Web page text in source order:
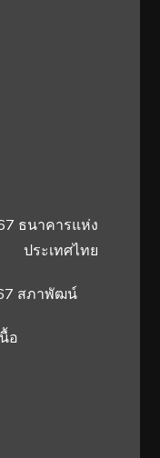
ธนาคารแห่ง
ประเทศไทย
สภาพัฒน์
อ